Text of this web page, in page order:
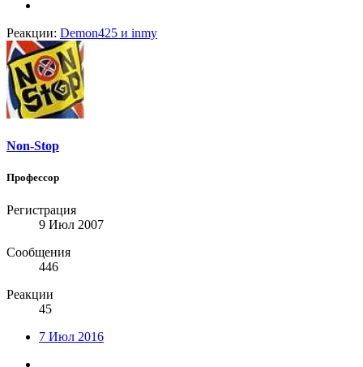
Реакции: Demon425 и inmy
Non-Stop
Профессор
Регистрация
9 Июл 2007
Сообщения
446
Реакции
45
7 Июл 2016